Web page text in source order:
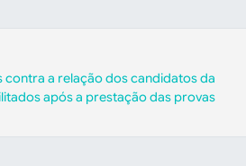
a relação dos candidatos da
após a prestação das provas